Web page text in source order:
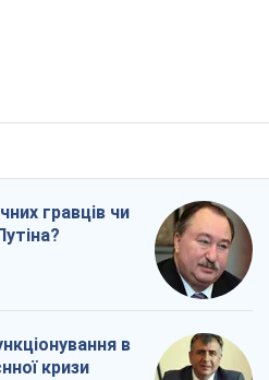
гравців чи
в
кризи